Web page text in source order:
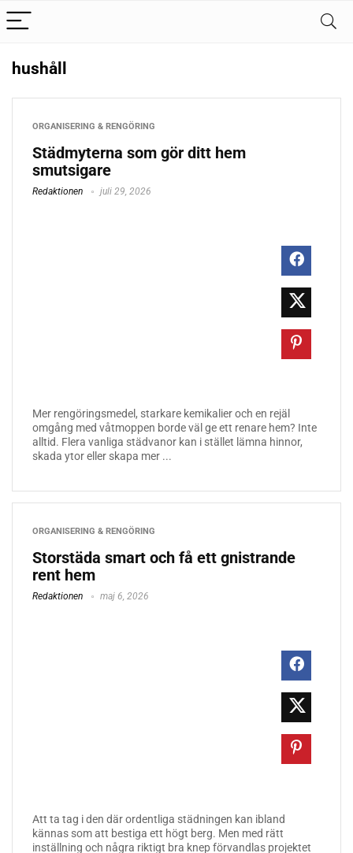
hushåll
ORGANISERING & RENGÖRING
Städmyterna som gör ditt hem
smutsigare
Redaktionen juli 29, 2026
Mer rengöringsmedel, starkare kemikalier och en rejäl
omgång med våtmoppen borde väl ge ett renare hem? Inte
alltid. Flera vanliga städvanor kan i stället lämna hinnor,
skada ytor eller skapa mer ...
ORGANISERING & RENGÖRING
Storstäda smart och få ett gnistrande
rent hem
Redaktionen maj 6, 2026
Att ta tag i den där ordentliga städningen kan ibland
kännas som att bestiga ett högt berg. Men med rätt
inställning och några riktigt bra knep förvandlas projektet